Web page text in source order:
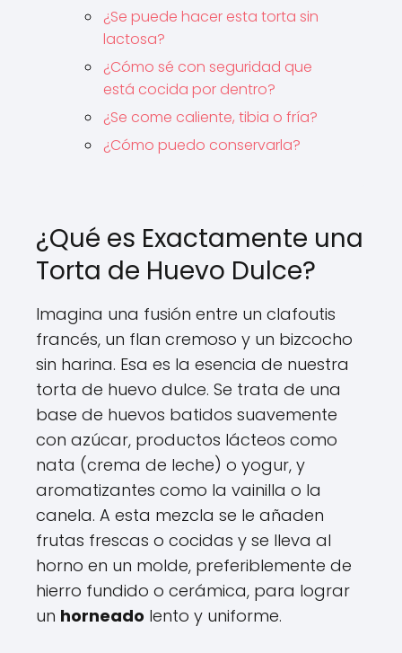
¿Se puede hacer esta torta sin
lactosa?
¿Cómo sé con seguridad que
está cocida por dentro?
¿Se come caliente, tibia o fría?
¿Cómo puedo conservarla?
¿Qué es Exactamente una
Torta de Huevo Dulce?
Imagina una fusión entre un clafoutis
francés, un flan cremoso y un bizcocho
sin harina. Esa es la esencia de nuestra
torta de huevo dulce. Se trata de una
base de huevos batidos suavemente
con azúcar, productos lácteos como
nata (crema de leche) o yogur, y
aromatizantes como la vainilla o la
canela. A esta mezcla se le añaden
frutas frescas o cocidas y se lleva al
horno en un molde, preferiblemente de
hierro fundido o cerámica, para lograr
un horneado lento y uniforme.